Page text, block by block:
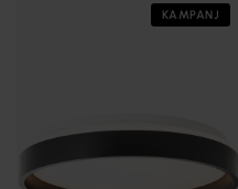
KAMPANJ